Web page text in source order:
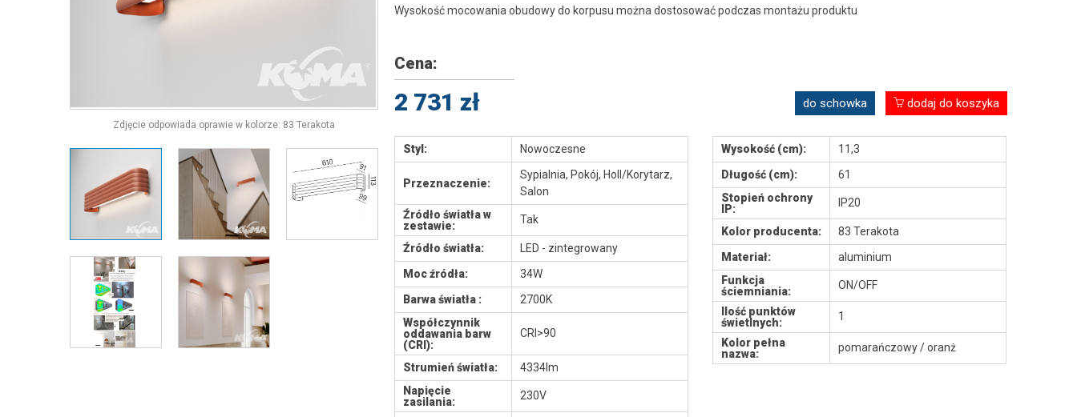
Zdjęcie odpowiada oprawie w kolorze: 83 Terakota
Wysokość mocowania obudowy do korpusu można dostosować podczas montażu produktu
Cena:
2 731 zł do schowka dodaj do koszyka
Styl: Nowoczesne
Przeznaczenie:
Sypialnia, Pokój, Holl/Korytarz,
Salon
Źródło światła w
zestawie:
Tak
Źródło światła:
LED - zintegrowany
Moc źródła:
34W
Barwa światła :
2700K
Współczynnik
oddawania barw
(CRI):
CRI>90
Strumień światła:
4334lm
Napięcie
zasilania:
230V
Wysokość (cm):
11,3
Długość (cm):
61
Stopień ochrony
IP:
IP20
Kolor producenta:
83 Terakota
Materiał:
aluminium
Funkcja
ściemniania:
ON/OFF
Ilość punktów
świetlnych:
1
Kolor pełna
nazwa:
pomarańczowy / oranż